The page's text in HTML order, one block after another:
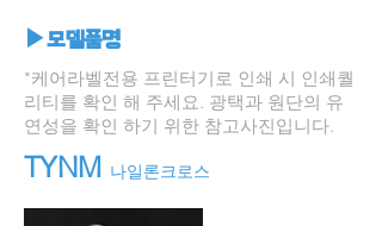
▶모델품명
*케어라벨전용 프린터기로 인쇄 시 인쇄퀄
리티를 확인 해 주세요. 광택과 원단의 유
연성을 확인 하기 위한 참고사진입니다.
TYNM 나일론크로스